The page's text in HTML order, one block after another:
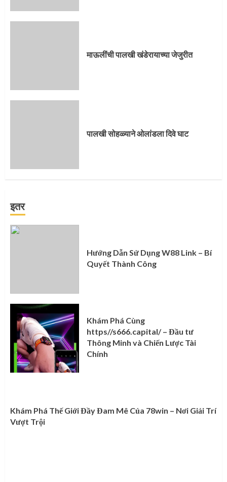
माऊलींची पालखी खंडेरायाच्या जेजुरीत
पालखी सोहळ्याने ओलांडला दिवे घाट
इतर
Hướng Dẫn Sử Dụng W88 Link – Bí
Quyết Thành Công
Khám Phá Cùng
https//s666.capital/ – Đầu tư
Thông Minh và Chiến Lược Tài
Chính
Khám Phá Thế Giới Đầy Đam Mê Của 78win – Nơi Giải Trí
Vượt Trội